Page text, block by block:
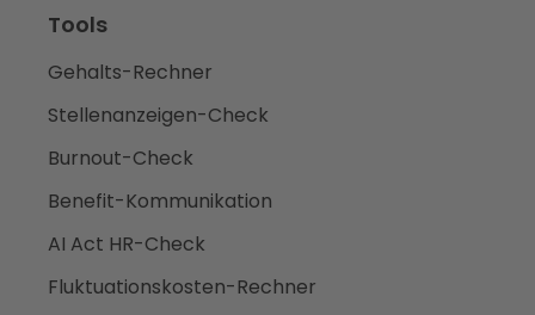
Tools
Gehalts-Rechner
Stellenanzeigen-Check
Burnout-Check
Benefit-Kommunikation
AI Act HR-Check
Fluktuationskosten-Rechner